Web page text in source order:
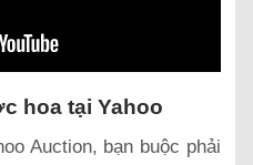
hoa tại Yahoo
Auction, bạn buộc phải